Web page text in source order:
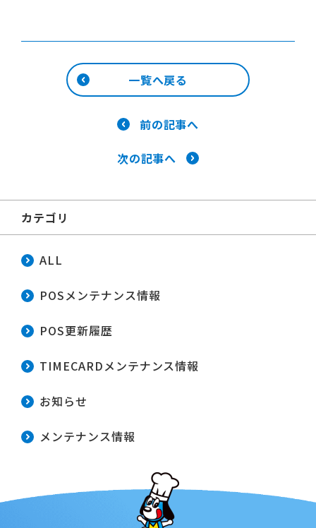
一覧へ戻る
前の記事へ
次の記事へ
カテゴリ
ALL
POSメンテナンス情報
POS更新履歴
TIMECARDメンテナンス情報
お知らせ
メンテナンス情報